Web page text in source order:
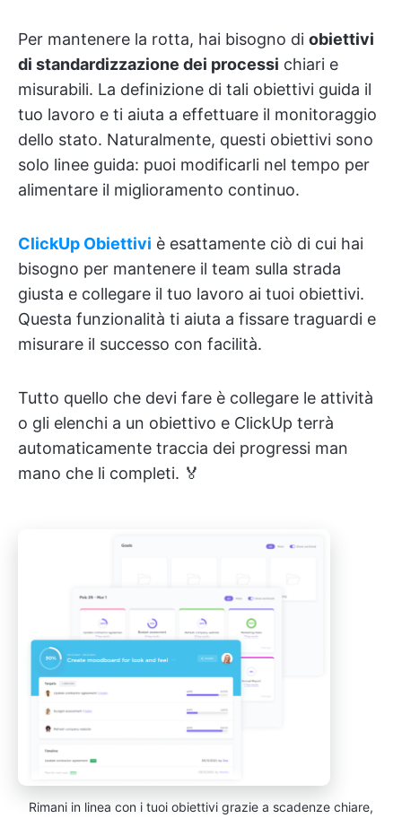
Per mantenere la rotta, hai bisogno di obiettivi
di standardizzazione dei processi chiari e
misurabili. La definizione di tali obiettivi guida il
tuo lavoro e ti aiuta a effettuare il monitoraggio
dello stato. Naturalmente, questi obiettivi sono
solo linee guida: puoi modificarli nel tempo per
alimentare il miglioramento continuo.
ClickUp Obiettivi è esattamente ciò di cui hai
bisogno per mantenere il team sulla strada
giusta e collegare il tuo lavoro ai tuoi obiettivi.
Questa funzionalità ti aiuta a fissare traguardi e
misurare il successo con facilità.
Tutto quello che devi fare è collegare le attività
o gli elenchi a un obiettivo e ClickUp terrà
automaticamente traccia dei progressi man
mano che li completi. 🏅
Rimani in linea con i tuoi obiettivi grazie a scadenze chiare,